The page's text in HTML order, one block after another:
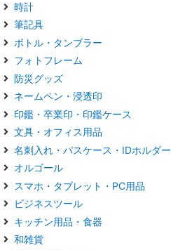
時計
筆記具
ボトル・タンブラー
フォトフレーム
防災グッズ
ネームペン・浸透印
印鑑・卒業印・印鑑ケース
文具・オフィス用品
名刺入れ・パスケース・IDホルダー
オルゴール
スマホ・タブレット・PC用品
ビジネスツール
キッチン用品・食器
和雑貨